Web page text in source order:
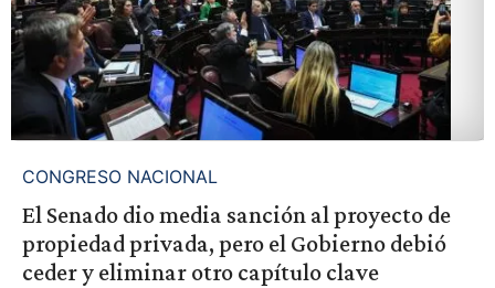
CONGRESO NACIONAL
El Senado dio media sanción al proyecto de
propiedad privada, pero el Gobierno debió
ceder y eliminar otro capítulo clave